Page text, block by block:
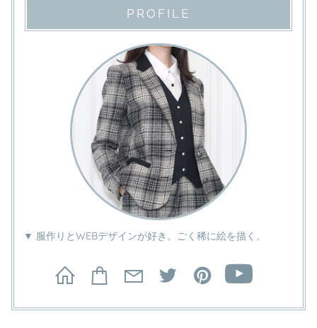
PROFILE
▼ 服作りとWEBデザインが好き。ごく稀に絵を描く。